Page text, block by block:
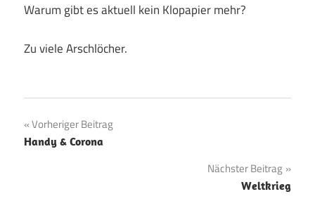
Warum gibt es aktuell kein Klopapier mehr?
Zu viele Arschlöcher.
Beitragsnavigation
Vorheriger Beitrag
Handy & Corona
Nächster Beitrag
Weltkrieg